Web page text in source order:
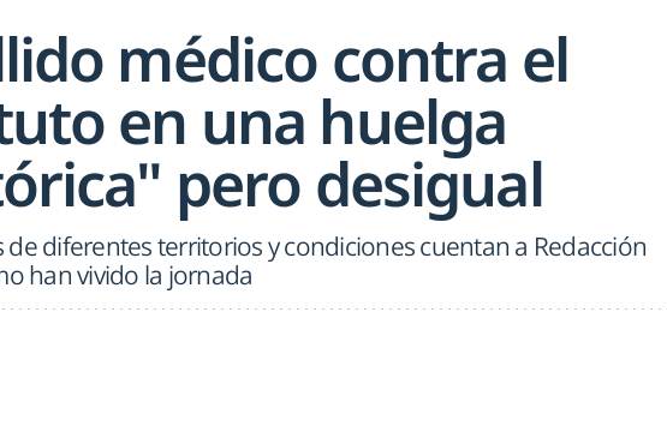
médico contra el
en una huelga
pero desigual
de diferentes territorios y condiciones cuentan a Redacción
han vivido la jornada